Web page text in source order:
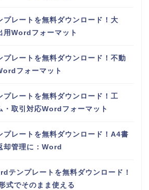
プレートを無料ダウンロード！大
用Wordフォーマット
プレートを無料ダウンロード！不動
フォーマット
プレートを無料ダウンロード！工
・取引対応Wordフォーマット
プレートを無料ダウンロード！A4書
却管理に：Word
テンプレートを無料ダウンロード！
式でそのまま使える